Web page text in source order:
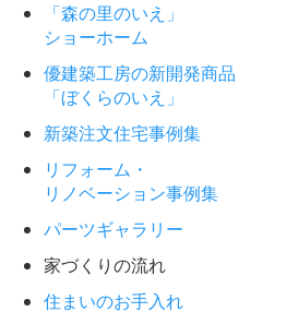
「森の里のいえ」
ショーホーム
優建築工房の新開発商品
「ぼくらのいえ」
新築注文住宅事例集
リフォーム・
リノベーション事例集
パーツギャラリー
家づくりの流れ
住まいのお手入れ